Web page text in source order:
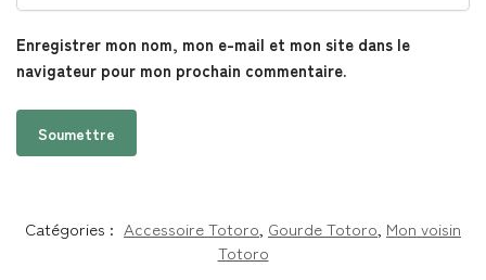
Enregistrer mon nom, mon e-mail et mon site dans le
navigateur pour mon prochain commentaire.
Catégories : Accessoire Totoro, Gourde Totoro, Mon voisin
Totoro